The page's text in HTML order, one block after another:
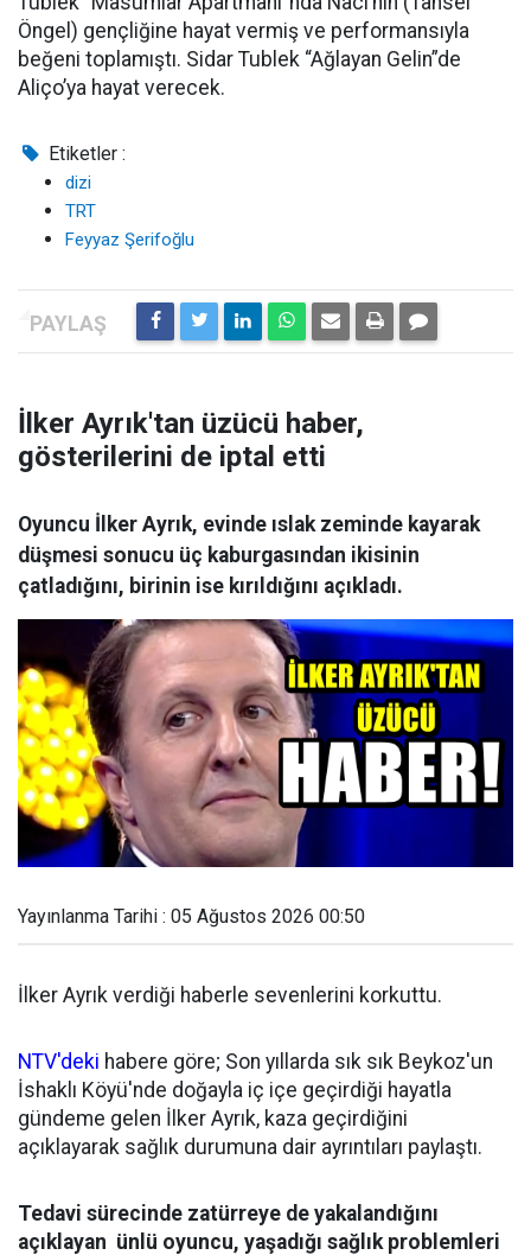
Öngel) gençliğine hayat vermiş ve performansıyla
beğeni toplamıştı. Sidar Tublek “Ağlayan Gelin”de
Aliço’ya hayat verecek.
Etiketler :
dizi
TRT
Feyyaz Şerifoğlu
İlker Ayrık'tan üzücü haber,
gösterilerini de iptal etti
Oyuncu İlker Ayrık, evinde ıslak zeminde kayarak
düşmesi sonucu üç kaburgasından ikisinin
çatladığını, birinin ise kırıldığını açıkladı.
Yayınlanma Tarihi : 05 Ağustos 2026 00:50
İlker Ayrık verdiği haberle sevenlerini korkuttu.
NTV'deki habere göre; Son yıllarda sık sık Beykoz'un
İshaklı Köyü'nde doğayla iç içe geçirdiği hayatla
gündeme gelen İlker Ayrık, kaza geçirdiğini
açıklayarak sağlık durumuna dair ayrıntıları paylaştı.
Tedavi sürecinde zatürreye de yakalandığını
açıklayan ünlü oyuncu, yaşadığı sağlık problemleri